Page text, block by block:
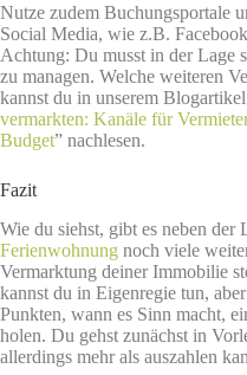
Nutze zudem Buchungsportale
Social Media, wie z.B.
Achtung: Du musst in der Lage
zu managen. Welche weiteren
kannst du in unserem
vermarkten: Kanäle für
Budget” nachlesen.
Fazit
Wie du siehst, gibt es neben der
Ferienwohnung noch viele
Vermarktung deiner Immobilie
kannst du in Eigenregie tun,
Punkten, wann es Sinn macht,
holen. Du gehst zunächst in
allerdings mehr als auszahlen